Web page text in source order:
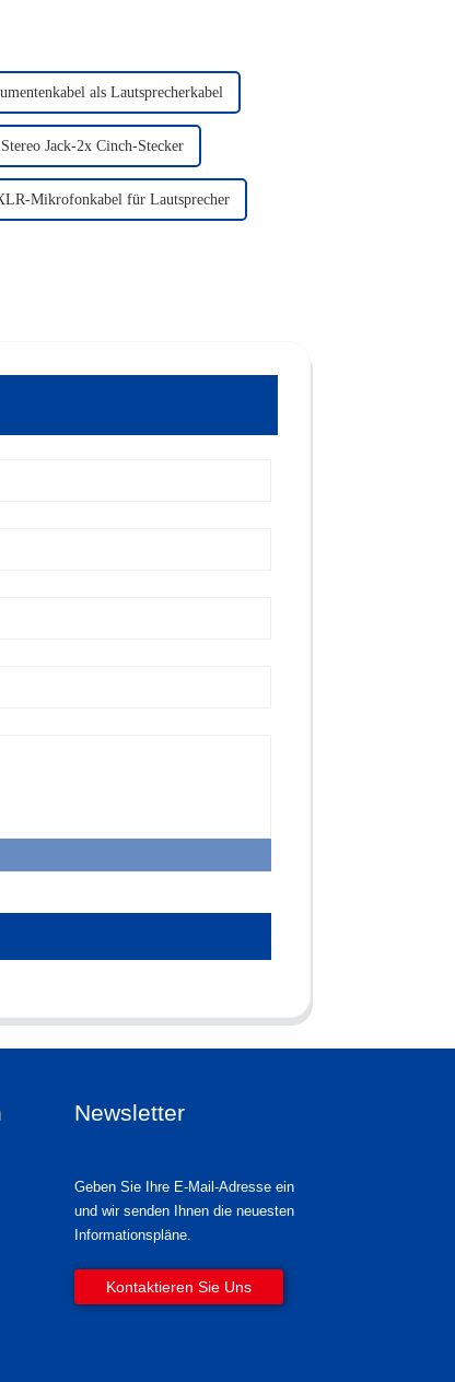
als Lautsprecherkabel
Jack-2x Cinch-Stecker
Mikrofonkabel für Lautsprecher
Newsletter
Geben Sie Ihre E-Mail-Adresse ein
und wir senden Ihnen die neuesten
Informationspläne.
Kontaktieren Sie Uns